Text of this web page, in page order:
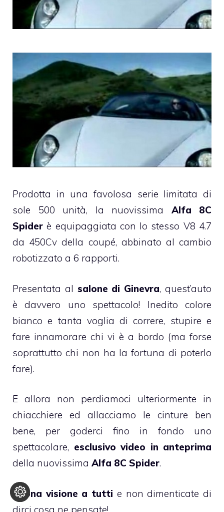
Prodotta in una favolosa serie limitata di
sole 500 unità, la nuovissima Alfa 8C
Spider è equipaggiata con lo stesso V8 4.7
da 450Cv della coupé, abbinato al cambio
robotizzato a 6 rapporti.
Presentata al salone di Ginevra, quest’auto
è davvero uno spettacolo! Inedito colore
bianco e tanta voglia di correre, stupire e
fare innamorare chi vi è a bordo (ma forse
soprattutto chi non ha la fortuna di poterlo
fare).
E allora non perdiamoci ulteriormente in
chiacchiere ed allacciamo le cinture ben
bene, per goderci fino in fondo uno
spettacolare, esclusivo video in anteprima
della nuovissima Alfa 8C Spider.
Buona visione a tutti e non dimenticate di
dirci cosa ne pensate!